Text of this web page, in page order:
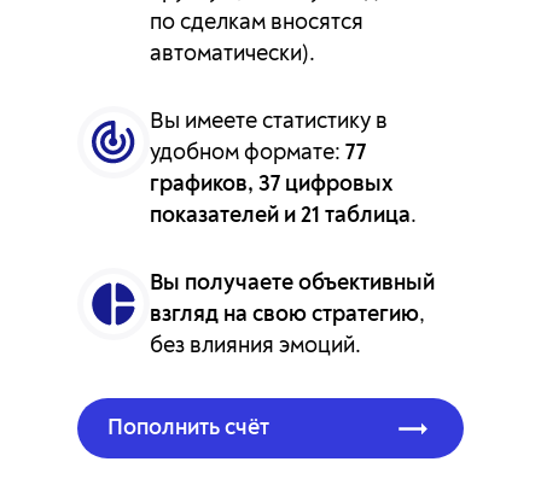
по сделкам вносятся
автоматически).
Вы имеете статистику в
удобном формате: 77
графиков, 37 цифровых
показателей и 21 таблица.
Вы получаете объективный
взгляд на свою стратегию,
без влияния эмоций.
Пополнить счёт